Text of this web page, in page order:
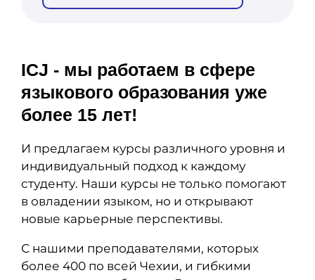
ICJ - мы работаем в сфере
языкового образования уже
более 15 лет!
И предлагаем курсы различного уровня и
индивидуальный подход к каждому
студенту. Наши курсы не только помогают
в овладении языком, но и открывают
новые карьерные перспективы.
С нашими преподавателями, которых
более 400 по всей Чехии, и гибкими